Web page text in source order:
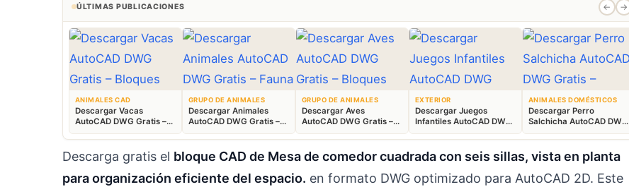
ÚLTIMAS PUBLICACIONES ← →
ANIMALES CAD
Descargar Vacas
AutoCAD DWG Gratis –
Bloques Ganaderos 2D
GRUPO DE ANIMALES
Descargar Animales
AutoCAD DWG Gratis –
Fauna 2D CAD
GRUPO DE ANIMALES
Descargar Aves
AutoCAD DWG Gratis –
Bloques Animales 2D
EXTERIOR
Descargar Juegos
Infantiles AutoCAD DWG
Gratis – Parque 2D
ANIMALES DOMÉSTICOS
Descargar Perro
Salchicha AutoCAD DWG
Gratis – Bloque 2D
Descarga gratis el bloque CAD de Mesa de comedor cuadrada con seis sillas, vista en planta
para organización eficiente del espacio. en formato DWG optimizado para AutoCAD 2D. Este